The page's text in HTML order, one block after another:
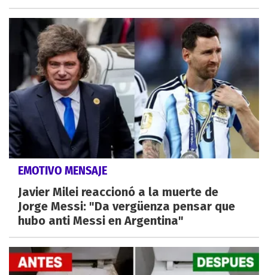
EMOTIVO MENSAJE
Javier Milei reaccionó a la muerte de
Jorge Messi: "Da vergüenza pensar que
hubo anti Messi en Argentina"